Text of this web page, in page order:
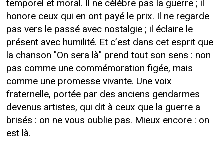
temporel et moral. Il ne célèbre pas la guerre ; il
honore ceux qui en ont payé le prix. Il ne regarde
pas vers le passé avec nostalgie ; il éclaire le
présent avec humilité. Et c’est dans cet esprit que
la chanson "On sera là" prend tout son sens : non
pas comme une commémoration figée, mais
comme une promesse vivante. Une voix
fraternelle, portée par des anciens gendarmes
devenus artistes, qui dit à ceux que la guerre a
brisés : on ne vous oublie pas. Mieux encore : on
est là.